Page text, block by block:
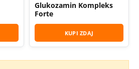
Glukozamin Kompleks
Forte
KUPI ZDAJ